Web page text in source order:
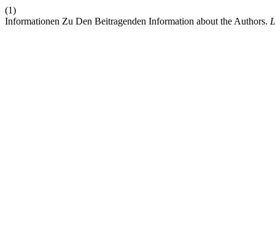
(1)
Informationen Zu Den Beitragenden Information about the Authors.